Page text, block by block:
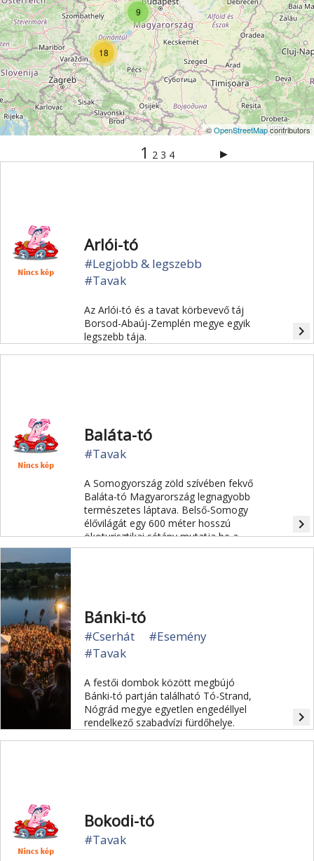
Vértes Veszprém Világörökség Visegrád
Vízesés Zala Zemplén Zselic
18
9
©OpenStreetMapcontributors
1 2 3 4 ▶
Arlói-tó
#Legjobb & legszebb
#Tavak
Az Arlói-tó és a tavat körbevevő táj
Borsod-Abaúj-Zemplén megye egyik
legszebb tája.
navigate_next
Baláta-tó
#Tavak
A Somogyország zöld szívében fekvő
Baláta-tó Magyarország legnagyobb
természetes láptava. Belső-Somogy
élővilágát egy 600 méter hosszú
ökoturisztikai sétány mutatja be a
fokozottan védett tavon.
navigate_next
Bánki-tó
#Cserhát
#Esemény
#Tavak
A festői dombok között megbújó
Bánki-tó partján található Tó-Strand,
Nógrád megye egyetlen engedéllyel
rendelkező szabadvízi fürdőhelye.
navigate_next
Bokodi-tó
#Tavak